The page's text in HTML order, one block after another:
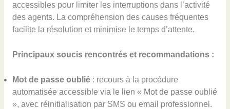
accessibles pour limiter les interruptions dans l’activité
des agents. La compréhension des causes fréquentes
facilite la résolution et minimise le temps d’attente.
Principaux soucis rencontrés et recommandations :
Mot de passe oublié: recours à la procédure
automatisée accessible via le lien « Mot de passe oublié
», avec réinitialisation par SMS ou email professionnel.